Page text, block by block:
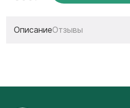
ОписаниеОтзывы